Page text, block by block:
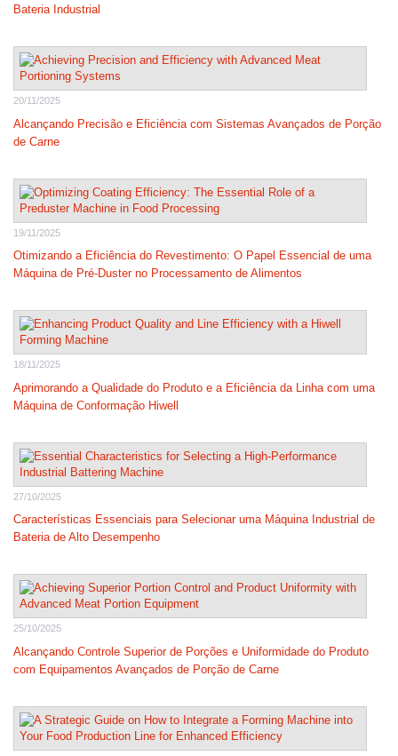
Bateria Industrial
20/11/2025
Alcançando Precisão e Eficiência com Sistemas Avançados de Porção
de Carne
19/11/2025
Otimizando a Eficiência do Revestimento: O Papel Essencial de uma
Máquina de Pré-Duster no Processamento de Alimentos
18/11/2025
Aprimorando a Qualidade do Produto e a Eficiência da Linha com uma
Máquina de Conformação Hiwell
27/10/2025
Características Essenciais para Selecionar uma Máquina Industrial de
Bateria de Alto Desempenho
25/10/2025
Alcançando Controle Superior de Porções e Uniformidade do Produto
com Equipamentos Avançados de Porção de Carne